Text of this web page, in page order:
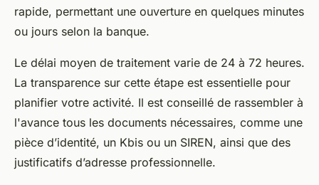
rapide, permettant une ouverture en quelques minutes
ou jours selon la banque.
Le délai moyen de traitement varie de 24 à 72 heures.
La transparence sur cette étape est essentielle pour
planifier votre activité. Il est conseillé de rassembler à
l'avance tous les documents nécessaires, comme une
pièce d’identité, un Kbis ou un SIREN, ainsi que des
justificatifs d’adresse professionnelle.